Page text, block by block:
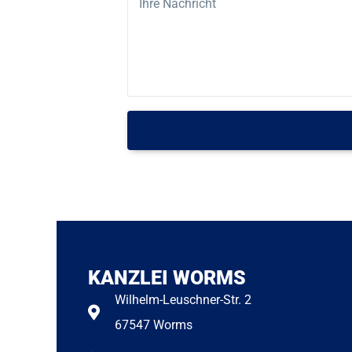
KANZLEI WORMS
Wilhelm-Leuschner-Str. 2
67547 Worms